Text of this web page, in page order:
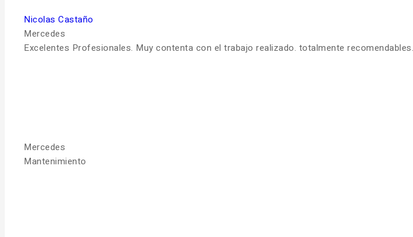
Nicolas Castaño
Mercedes
Excelentes Profesionales. Muy contenta con el trabajo realizado. totalmente recomendables.
Mercedes
Mantenimiento